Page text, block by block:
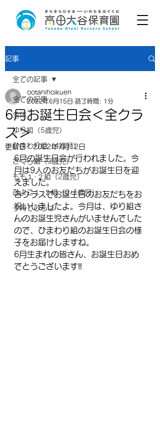
記事
全ての記事
全体
ゆり組（5歳児）
ひまわり組（4歳児）
さくら組（3歳児）
もも１･２組（2歳児）
ひよこ１･２組（0･1歳児）
子育てひろば
全ての記事
6月お誕生日会＜全クラ
ス＞
ootanihoikuen
2022年6月15日 読了時間: 1分
更新日：2022年7月12日
6月の誕生日会が行われました。今
月は9人のお友だちがお誕生日を迎
えました。
各クラスでお誕生日のお友だちをお
祝いしましたよ。今月は、ゆり組さ
んのお誕生児さんがいませんでした
ので、ひまわり組のお誕生日会の様
子をお届けしますね。
6月生まれの皆さん、お誕生日おめ
でとうございます‼